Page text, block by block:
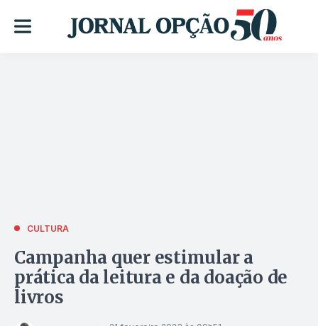
CULTURA
Campanha quer estimular a
prática da leitura e da doação de
livros